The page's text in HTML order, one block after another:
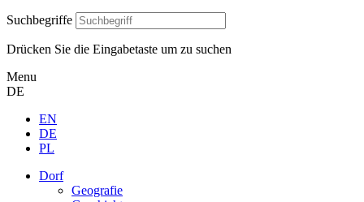
Suchbegriffe
Drücken Sie die Eingabetaste um zu suchen
Menu
DE
EN
DE
PL
Dorf
Geografie